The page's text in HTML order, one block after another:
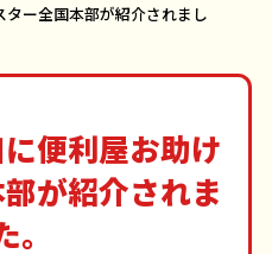
ー全国本部が紹介されまし
便利屋お助け
が紹介されま
。